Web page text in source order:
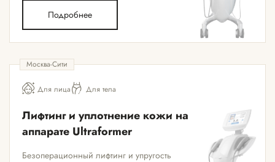
Подробнее
Москва-Сити
Для лица Для тела
Лифтинг и уплотнение кожи на
аппарате Ultraformer
Безоперационный лифтинг и упругость